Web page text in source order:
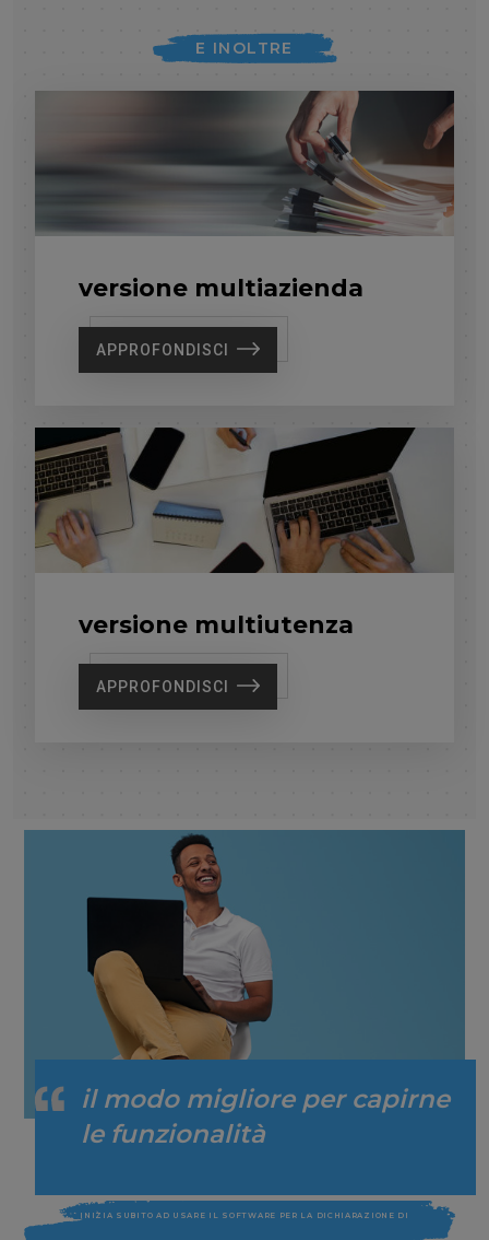
E INOLTRE
versione multiazienda
APPROFONDISCI
versione multiutenza
APPROFONDISCI
il modo migliore per capirne
le funzionalità
INIZIA SUBITO AD USARE IL SOFTWARE PER LA DICHIARAZIONE DI